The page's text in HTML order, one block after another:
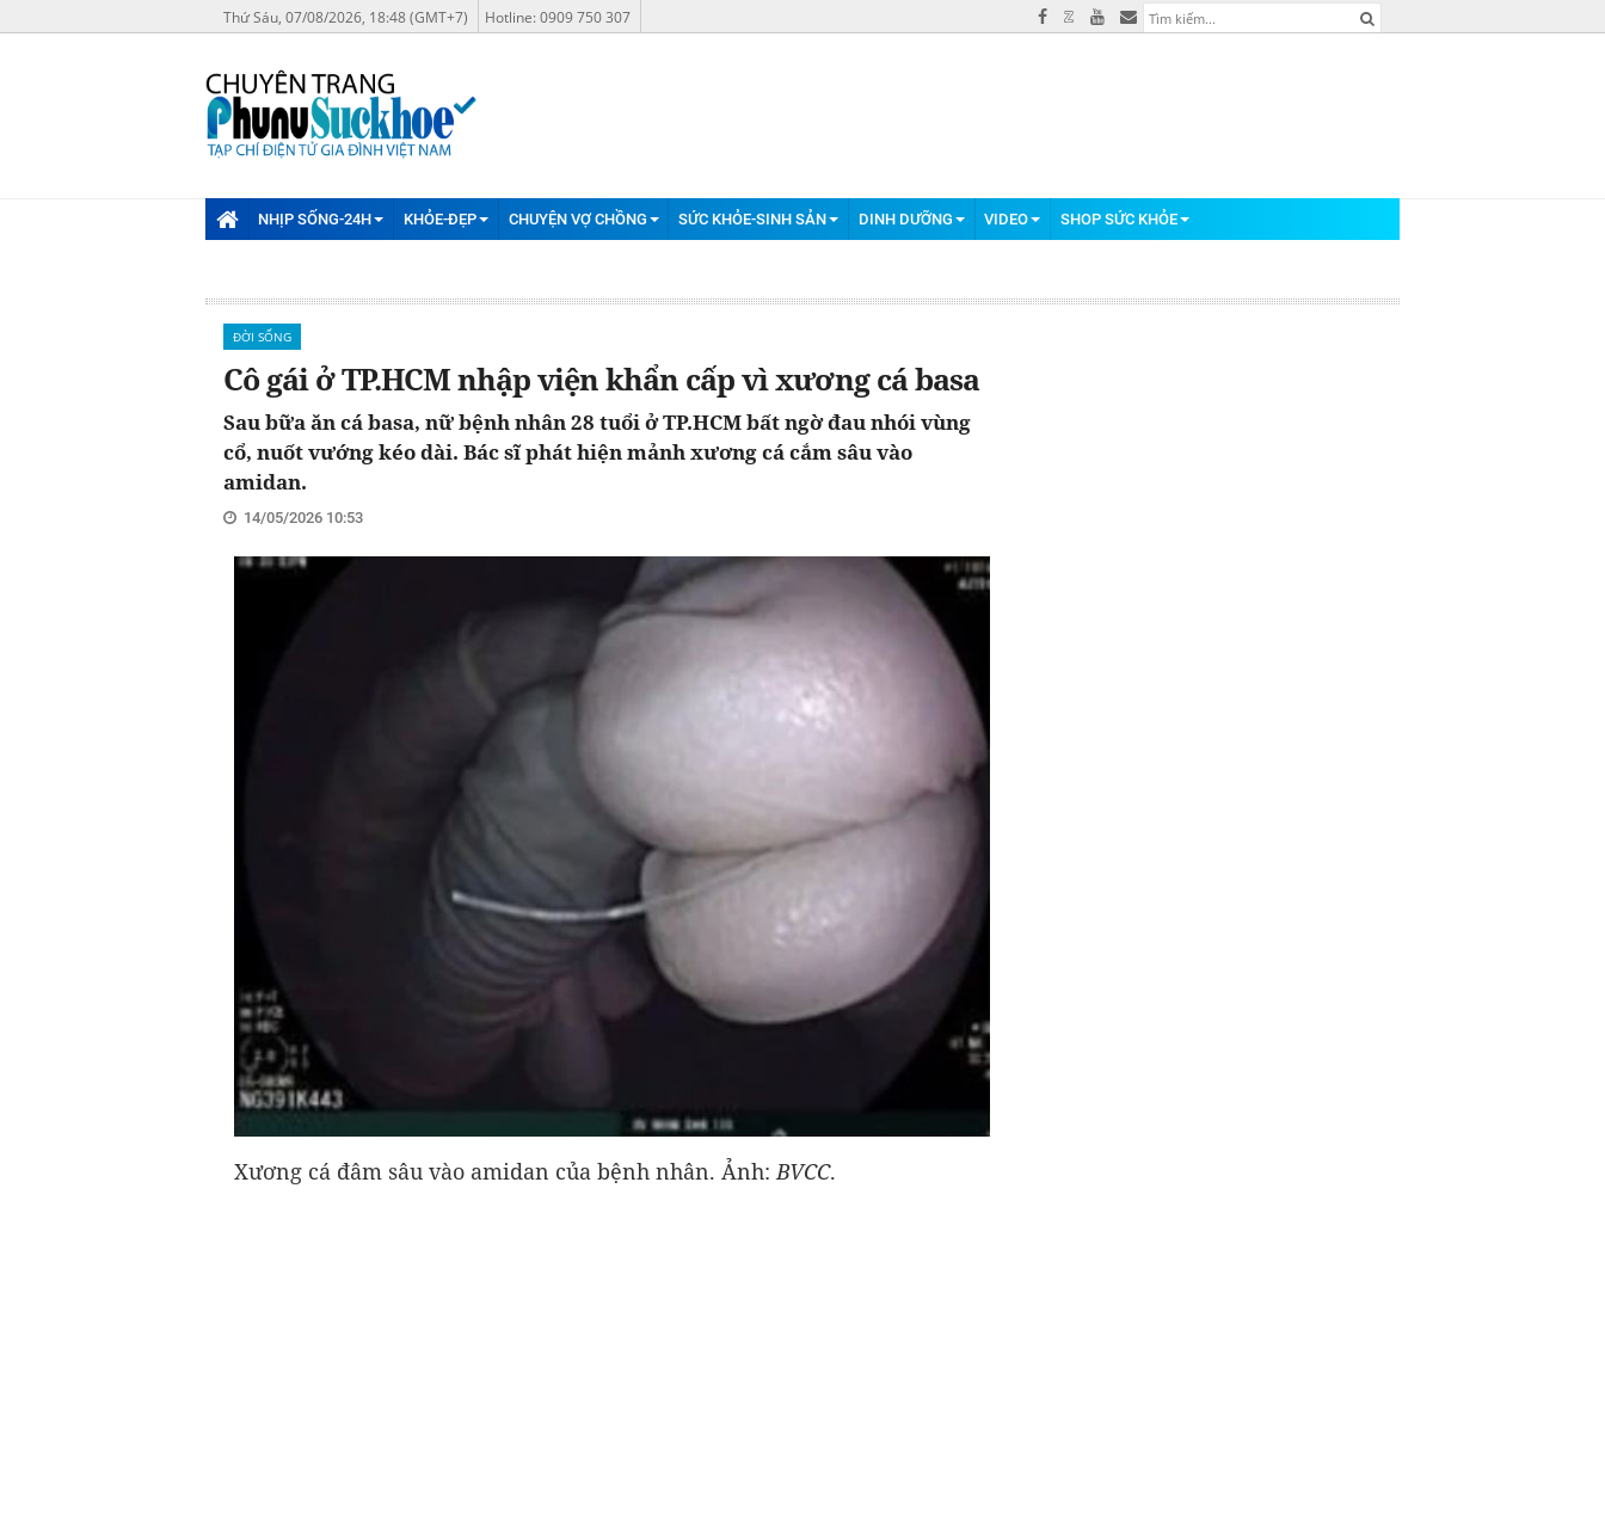
Thứ Sáu, 07/08/2026, 18:48 (GMT+7) Hotline: 0909 750 307
NHỊP SỐNG-24H KHỎE-ĐẸP CHUYỆN VỢ CHỒNG SỨC KHỎE-SINH SẢN DINH DƯỠNG VIDEO SHOP SỨC KHỎE
ĐỜI SỐNG
Cô gái ở TP.HCM nhập viện khẩn cấp vì xương cá basa
Sau bữa ăn cá basa, nữ bệnh nhân 28 tuổi ở TP.HCM bất ngờ đau nhói vùng
cổ, nuốt vướng kéo dài. Bác sĩ phát hiện mảnh xương cá cắm sâu vào
amidan.
14/05/2026 10:53
Xương cá đâm sâu vào amidan của bệnh nhân. Ảnh:BVCC.